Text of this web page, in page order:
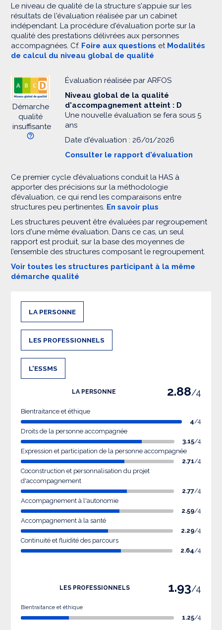
Le niveau de qualité de la structure s'appuie sur les
résultats de l'évaluation réalisée par un cabinet
indépendant. La procédure d'évaluation porte sur la
qualité des prestations délivrées aux personnes
accompagnées. Cf. Foire aux questions et Modalités
de calcul du niveau global de qualité
Démarche
qualité
insuffisante
Évaluation réalisée par ARFOS
Niveau global de la qualité
d'accompagnement atteint : D
Une nouvelle évaluation se fera sous 5
ans
Date d'évaluation : 26/01/2026
Consulter le rapport d'évaluation
Ce premier cycle d’évaluations conduit la HAS à
apporter des précisions sur la méthodologie
d’évaluation, ce qui rend les comparaisons entre
structures peu pertinentes. En savoir plus
Les structures peuvent être évaluées par regroupement
lors d'une même évaluation. Dans ce cas, un seul
rapport est produit, sur la base des moyennes de
l’ensemble des structures composant le regroupement.
Voir toutes les structures participant à la même
démarche qualité
LA PERSONNE
LES PROFESSIONNELS
L'ESSMS
LA PERSONNE 2.88/4
Bientraitance et éthique
4/4
Droits de la personne accompagnée
3.15/4
Expression et participation de la personne accompagnée
2.71/4
Coconstruction et personnalisation du projet
d'accompagnement
2.77/4
Accompagnement à l'autonomie
2.59/4
Accompagnement à la santé
2.29/4
Continuité et fluidité des parcours
2.64/4
LES PROFESSIONNELS 1.93/4
Bientraitance et éthique
1.25/4